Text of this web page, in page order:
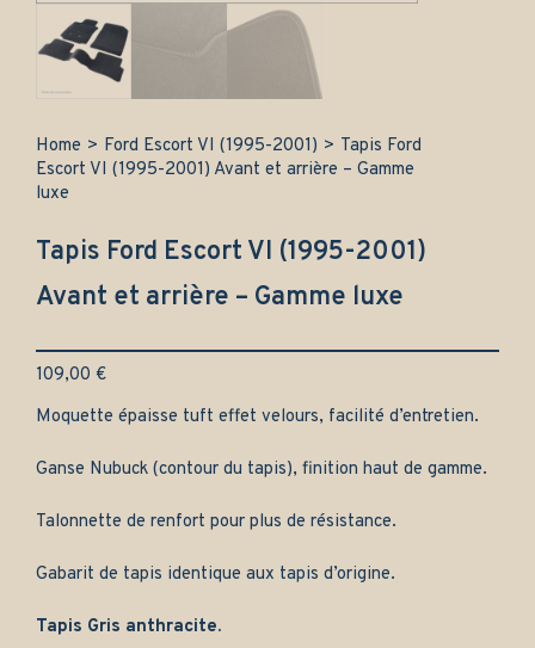
Home > Ford Escort VI (1995-2001) > Tapis Ford
Escort VI (1995-2001) Avant et arrière – Gamme
luxe
Tapis Ford Escort VI (1995-2001)
Avant et arrière – Gamme luxe
109,00 €
Moquette épaisse tuft effet velours, facilité d’entretien.
Ganse Nubuck (contour du tapis), finition haut de gamme.
Talonnette de renfort pour plus de résistance.
Gabarit de tapis identique aux tapis d’origine.
Tapis Gris anthracite.